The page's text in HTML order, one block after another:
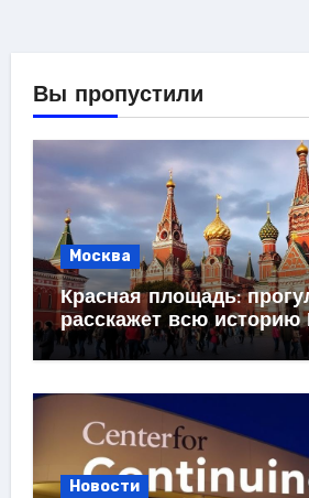
Вы пропустили
Москва
Красная площадь:
расскажет всю
Новости